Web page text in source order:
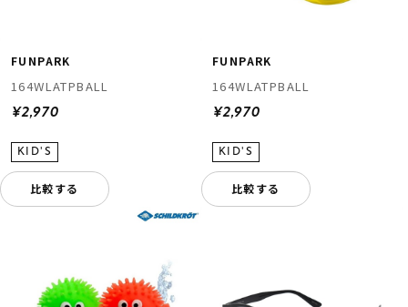
FUNPARK
164WLATPBALL
¥2,970
比較する
FUNPARK
164WLATPBALL
¥2,970
比較する